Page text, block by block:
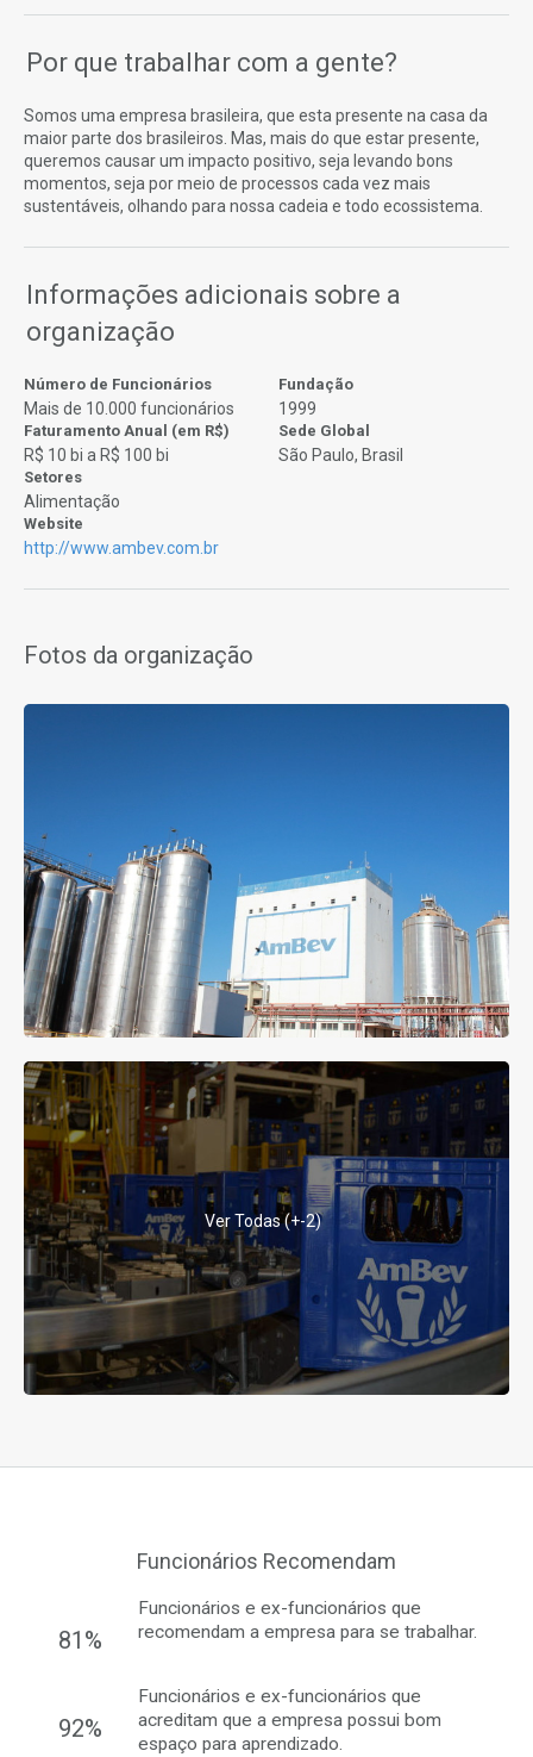
Por que trabalhar com a gente?
Somos uma empresa brasileira, que esta presente na casa da
maior parte dos brasileiros. Mas, mais do que estar presente,
queremos causar um impacto positivo, seja levando bons
momentos, seja por meio de processos cada vez mais
sustentáveis, olhando para nossa cadeia e todo ecossistema.
Informações adicionais sobre a
organização
Número de Funcionários
Mais de 10.000 funcionários
Fundação
1999
Faturamento Anual (em R$)
R$ 10 bi a R$ 100 bi
Sede Global
São Paulo, Brasil
Setores
Alimentação
Website
http://www.ambev.com.br
Fotos da organização
Ver Todas (+-2)
Funcionários Recomendam
81%
Funcionários e ex-funcionários que
recomendam a empresa para se trabalhar.
92%
Funcionários e ex-funcionários que
acreditam que a empresa possui bom
espaço para aprendizado.